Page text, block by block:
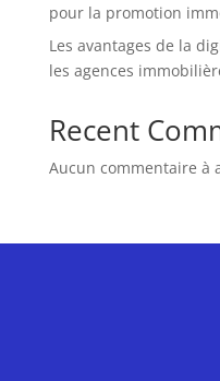
pour la promotion
Les avantages de la
les agences
Recent
Aucun commentaire à